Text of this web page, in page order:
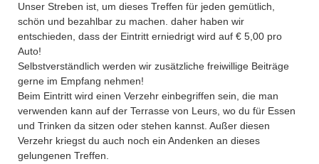
Unser Streben ist, um dieses Treffen für jeden gemütlich,
schön und bezahlbar zu machen. daher haben wir
entschieden, dass der Eintritt erniedrigt wird auf € 5,00 pro
Auto!
Selbstverständlich werden wir zusätzliche freiwillige Beiträge
gerne im Empfang nehmen!
Beim Eintritt wird einen Verzehr einbegriffen sein, die man
verwenden kann auf der Terrasse von Leurs, wo du für Essen
und Trinken da sitzen oder stehen kannst. Außer diesen
Verzehr kriegst du auch noch ein Andenken an dieses
gelungenen Treffen.